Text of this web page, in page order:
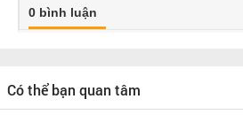
0 bình luận
Có thể bạn quan tâm